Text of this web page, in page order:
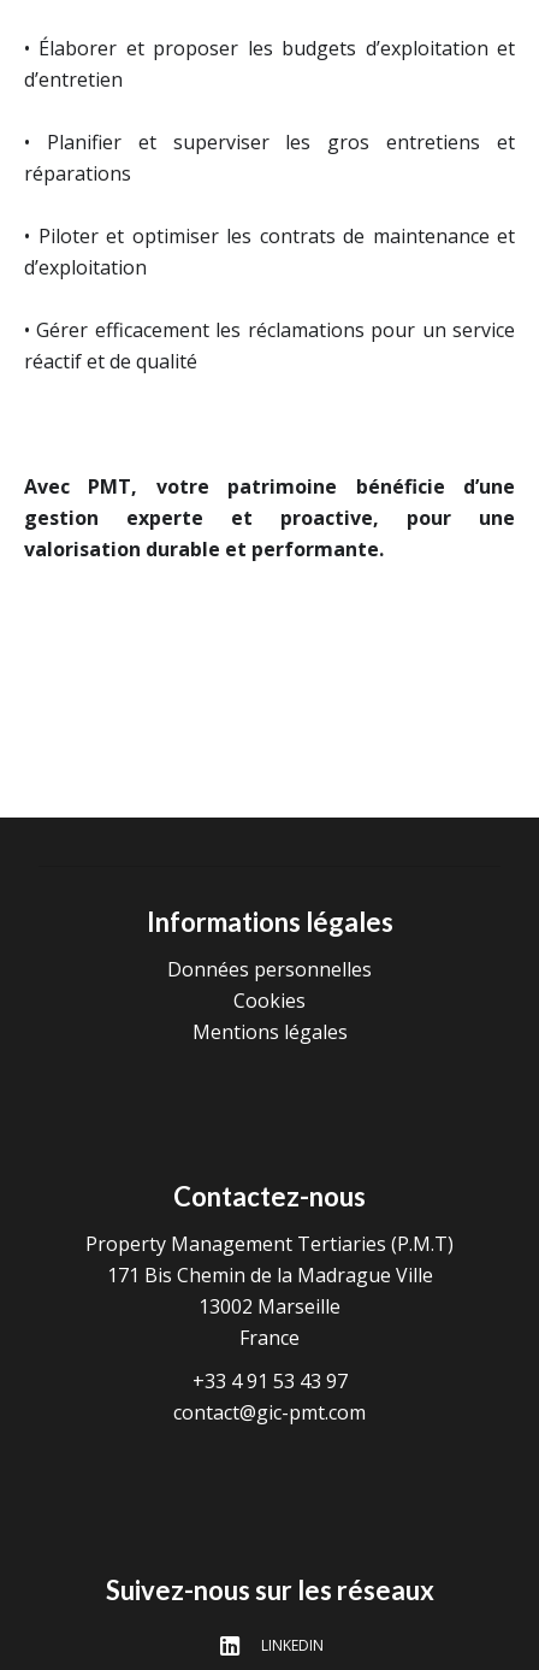
• Élaborer et proposer les budgets d’exploitation et
d’entretien
• Planifier et superviser les gros entretiens et
réparations
• Piloter et optimiser les contrats de maintenance et
d’exploitation
• Gérer efficacement les réclamations pour un service
réactif et de qualité
Avec PMT, votre patrimoine bénéficie d’une
gestion experte et proactive, pour une
valorisation durable et performante.
Informations légales
Données personnelles
Cookies
Mentions légales
Contactez-nous
Property Management Tertiaries (P.M.T)
171 Bis Chemin de la Madrague Ville
13002 Marseille
France
+33 4 91 53 43 97
contact@gic-pmt.com
Suivez-nous sur les réseaux
LINKEDIN